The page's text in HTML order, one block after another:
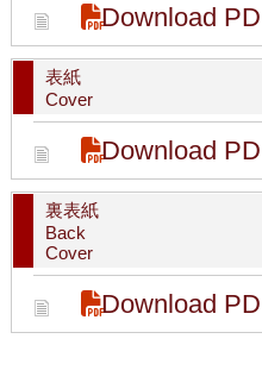
Download
表紙
Cover
Download
裏表紙
Back
Cover
Download